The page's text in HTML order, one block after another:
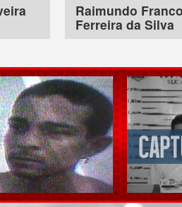
Raimundo
Ferreira da Silva